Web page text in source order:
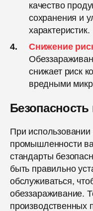
качество
сохранения и
характеристик.
Снижение
снижает риск
вредными
При
промышленности
стандарты
быть правильно
обслуживаться,
обеззараживание.
производственных